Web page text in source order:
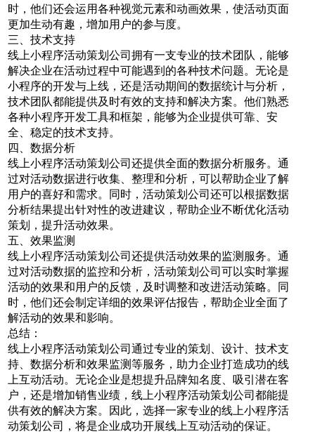
时，他们还会运用各种视觉元素和动画效果，使活动页面
更加生动有趣，增加用户的参与度。
三、技术支持
线上小程序活动策划公司拥有一支专业的技术团队，能够
解决企业在活动过程中可能遇到的各种技术问题。无论是
小程序的开发与上线，还是活动期间的数据统计与分析，
技术团队都能提供及时有效的支持和解决方案。他们熟悉
各种小程序开发工具和框架，能够为企业提供可靠、安
全、稳定的技术支持。
四、数据分析
线上小程序活动策划公司还提供全面的数据分析服务。通
过对活动数据进行收集、整理和分析，可以帮助企业了解
用户的喜好和需求。同时，活动策划公司还可以根据数据
分析结果提出针对性的改进建议，帮助企业不断优化活动
策划，提升活动效果。
五、效果监测
线上小程序活动策划公司还提供活动效果的监测服务。通
过对活动数据的监控和分析，活动策划公司可以实时掌握
活动的效果和用户的反馈，及时调整和改进活动策略。同
时，他们还会制定详细的效果评估报告，帮助企业全面了
解活动的效果和影响。
总结：
线上小程序活动策划公司通过专业的策划、设计、技术支
持、数据分析和效果监测等服务，助力企业打造成功的线
上互动活动。无论企业是想提升品牌知名度、吸引潜在客
户，还是增加销售业绩，线上小程序活动策划公司都能提
供有效的解决方案。因此，选择一家专业的线上小程序活
动策划公司，将是企业成功开展线上互动活动的保证。